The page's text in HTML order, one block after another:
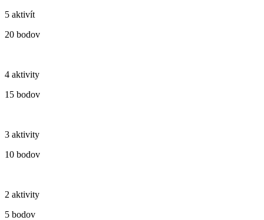
5 aktivít
20 bodov
4 aktivity
15 bodov
3 aktivity
10 bodov
2 aktivity
5 bodov